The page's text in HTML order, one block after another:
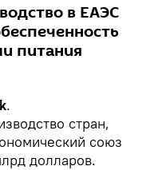
в ЕАЭС
питания
.
стран,
союз
долларов.